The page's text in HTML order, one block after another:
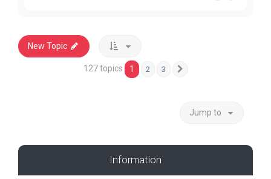
New Topic
127 topics 1 2 3
Jump to
Information